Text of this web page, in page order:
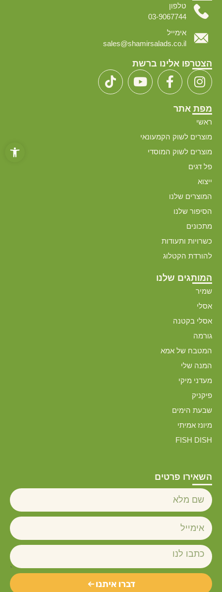
פתח
השאירו פרטים
דברו איתנו
טלפון
03-9067744
אימייל
sales@shamirsalads.co.il
הצטרפו אלינו ברשת
מפת אתר
ראשי
מוצרים לשוק הקמעונאי
מוצרים לשוק המוסדי
פל דגים
ייצוא
המוצרים שלנו
הסיפור שלנו
מתכונים
כשרויות ותעודות
להורדת הקטלוג
המותגים שלנו
שמיר
אסלי
אסלי בקטנה
גורמה
המטבח של אמא
המנה שלי
מעדני מיקי
פיקניק
שבעת הימים
מיונז אמיתי
FISH DISH